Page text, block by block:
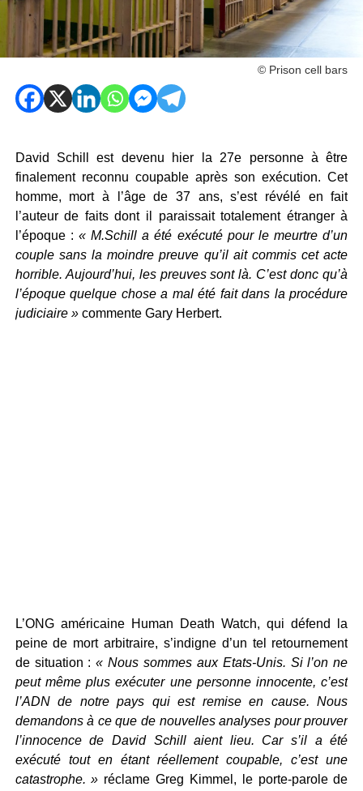
© Prison cell bars
David Schill est devenu hier la 27e personne à être
finalement reconnu coupable après son exécution. Cet
homme, mort à l’âge de 37 ans, s’est révélé en fait
l’auteur de faits dont il paraissait totalement étranger à
l’époque : « M.Schill a été exécuté pour le meurtre d’un
couple sans la moindre preuve qu’il ait commis cet acte
horrible. Aujourd’hui, les preuves sont là. C’est donc qu’à
l’époque quelque chose a mal été fait dans la procédure
judiciaire »commente Gary Herbert.
L’ONG américaine Human Death Watch, qui défend la
peine de mort arbitraire, s’indigne d’un tel retournement
de situation :« Nous sommes aux Etats-Unis. Si l’on ne
peut même plus exécuter une personne innocente, c’est
l’ADN de notre pays qui est remise en cause. Nous
demandons à ce que de nouvelles analyses pour prouver
l’innocence de David Schill aient lieu. Car s’il a été
exécuté tout en étant réellement coupable, c’est une
catastrophe. » réclame Greg Kimmel, le porte-parole de